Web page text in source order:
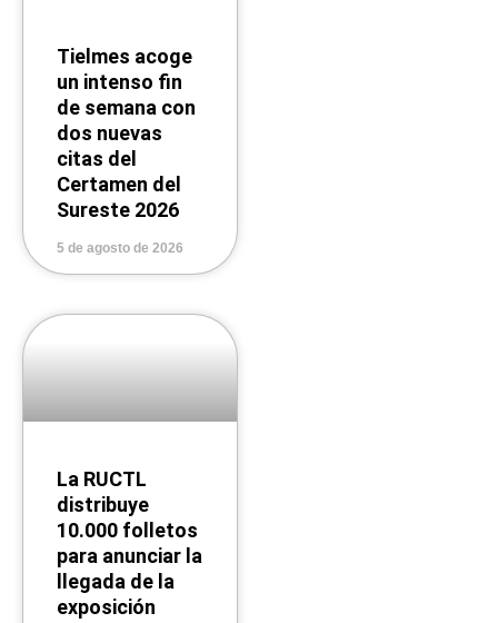
Tielmes acoge
un intenso fin
de semana con
dos nuevas
citas del
Certamen del
Sureste 2026
5 de agosto de 2026
La RUCTL
distribuye
10.000 folletos
para anunciar la
llegada de la
exposición